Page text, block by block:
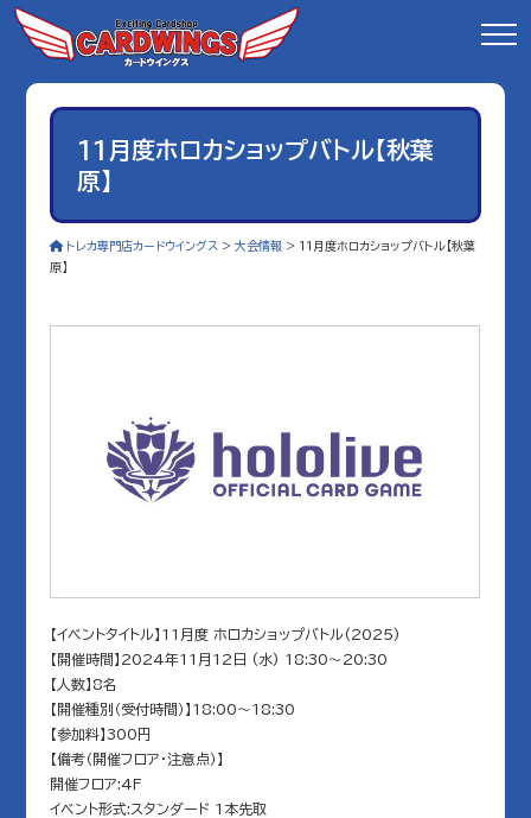
11月度ホロカショップバトル【秋葉
原】
トレカ専門店カードウイングス >大会情報 > 11月度ホロカショップバトル【秋葉
原】
【イベントタイトル】11月度 ホロカショップバトル(2025)
【開催時間】2024年11月12日 (水) 18:30～20:30
【人数】8名
【開催種別（受付時間）】18:00～18:30
【参加料】300円
【備考（開催フロア・注意点）】
開催フロア:4F
イベント形式:スタンダード 1本先取